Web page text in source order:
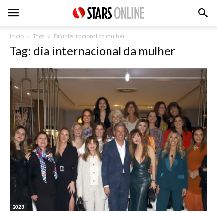
Inicio Tags Dia internacional da mulher
Tag: dia internacional da mulher
2023